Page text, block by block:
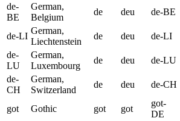
de-
BE
German,
Belgium
de deu de-BE
de-LI
German,
Liechtenstein
de deu de-LI
de-
LU
German,
Luxembourg
de deu de-LU
de-
CH
German,
Switzerland
de deu de-CH
got Gothic got got
got-
DE